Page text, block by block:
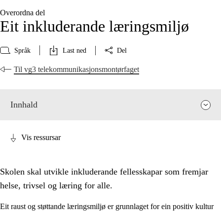
Overordna del
Eit inkluderande læringsmiljø
Språk Last ned Del
Til vg3 telekommunikasjonsmontørfaget
Innhald
Vis ressursar
Skolen skal utvikle inkluderande fellesskapar som fremjar
helse, trivsel og læring for alle.
Eit raust og støttande læringsmiljø er grunnlaget for ein positiv kultur